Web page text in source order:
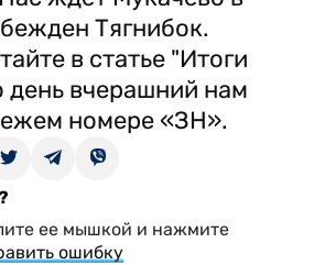
Тягнибок.
в статье "Итоги
день вчерашний нам
номере «ЗН».
ее мышкой и нажмите
ошибку